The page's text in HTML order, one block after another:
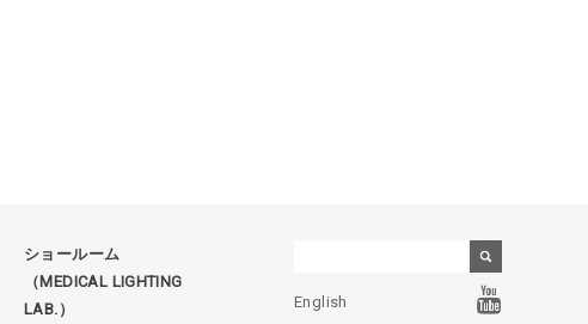
ショールーム
（MEDICAL LIGHTING
LAB.）
English